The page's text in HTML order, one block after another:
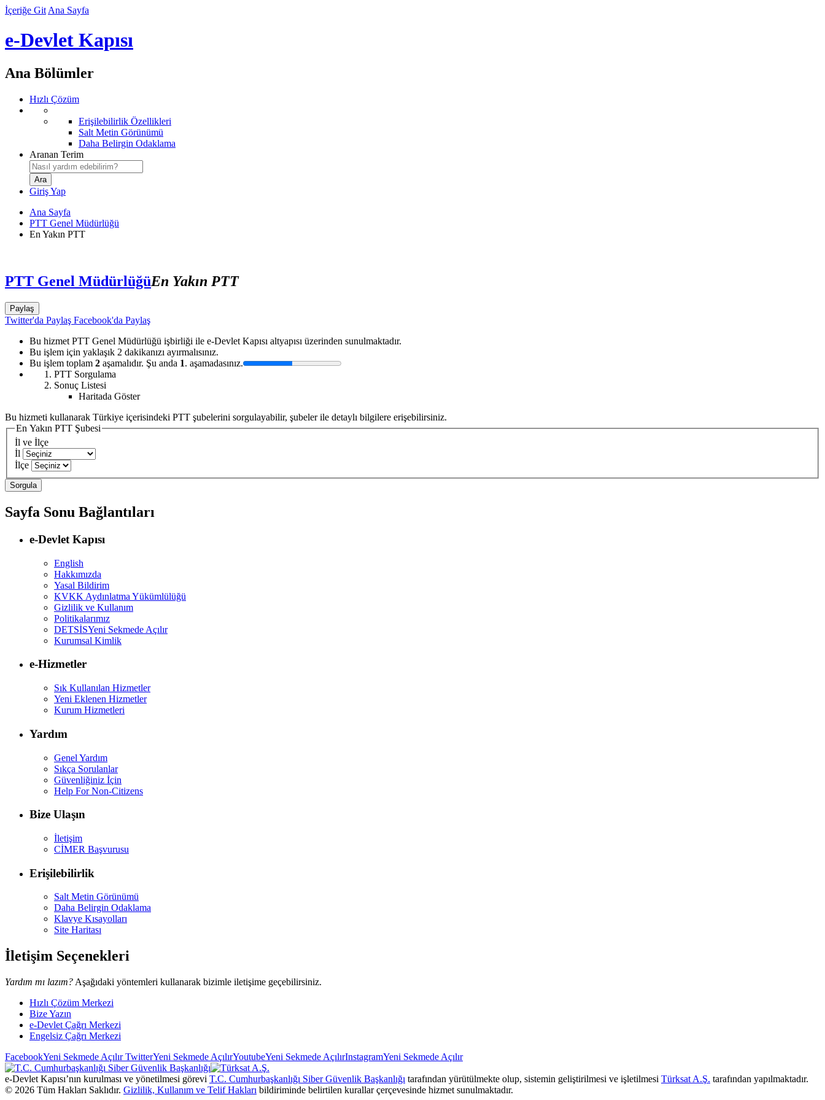
İçeriğe Git Ana Sayfa
e-Devlet Kapısı
Ana Bölümler
Hızlı Çözüm
Erişilebilirlik Özellikleri
Salt Metin Görünümü
Daha Belirgin Odaklama
Aranan Terim
Giriş Yap
Ana Sayfa
PTT Genel Müdürlüğü
En Yakın PTT
PTT Genel MüdürlüğüEn Yakın PTT
Paylaş
Twitter'da Paylaş Facebook'da Paylaş
Bu hizmet PTT Genel Müdürlüğü işbirliği ile e-Devlet Kapısı altyapısı üzerinden sunulmaktadır.
Bu işlem için yaklaşık 2 dakikanızı ayırmalısınız.
Bu işlem toplam 2 aşamalıdır. Şu anda 1. aşamadasınız.
PTT Sorgulama
Sonuç Listesi
Haritada Göster
Bu hizmeti kullanarak Türkiye içerisindeki PTT şubelerini sorgulayabilir, şubeler ile detaylı bilgilere erişebilirsiniz.
En Yakın PTT Şubesi
İl ve İlçe
İl
İlçe
Sayfa Sonu Bağlantıları
e-Devlet Kapısı
English
Hakkımızda
Yasal Bildirim
KVKK Aydınlatma Yükümlülüğü
Gizlilik ve Kullanım
Politikalarımız
DETSİSYeni Sekmede Açılır
Kurumsal Kimlik
e-Hizmetler
Sık Kullanılan Hizmetler
Yeni Eklenen Hizmetler
Kurum Hizmetleri
Yardım
Genel Yardım
Sıkça Sorulanlar
Güvenliğiniz İçin
Help For Non-Citizens
Bize Ulaşın
İletişim
CİMER Başvurusu
Erişilebilirlik
Salt Metin Görünümü
Daha Belirgin Odaklama
Klavye Kısayolları
Site Haritası
İletişim Seçenekleri
Yardım mı lazım? Aşağıdaki yöntemleri kullanarak bizimle iletişime geçebilirsiniz.
Hızlı Çözüm Merkezi
Bize Yazın
e-Devlet Çağrı Merkezi
Engelsiz Çağrı Merkezi
FacebookYeni Sekmede AçılırTwitterYeni Sekmede AçılırYoutubeYeni Sekmede AçılırInstagramYeni Sekmede Açılır
e-Devlet Kapısı’nın kurulması ve yönetilmesi görevi T.C. Cumhurbaşkanlığı Siber Güvenlik Başkanlığı tarafından yürütülmekte olup, sistemin geliştirilmesi ve işletilmesi Türksat A.Ş. tarafından yapılmaktadır.
© 2026 Tüm Hakları Saklıdır. Gizlilik, Kullanım ve Telif Hakları bildiriminde belirtilen kurallar çerçevesinde hizmet sunulmaktadır.